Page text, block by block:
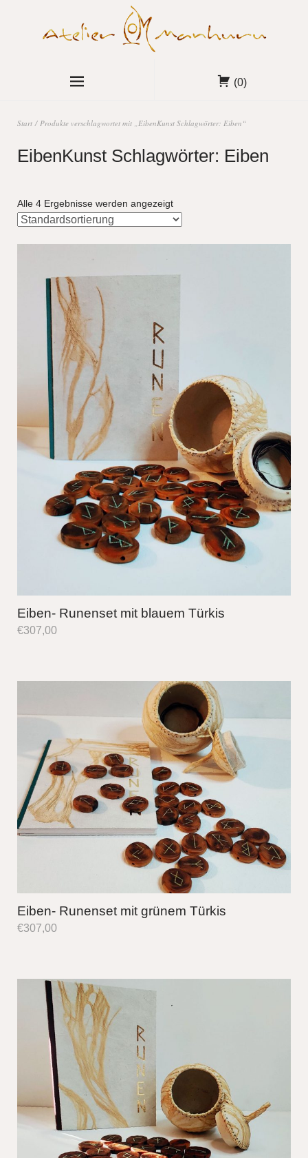
(0)
Start / Produkte verschlagwortet mit „EibenKunst Schlagwörter: Eiben“
EibenKunst Schlagwörter: Eiben
Alle 4 Ergebnisse werden angezeigt
Eiben- Runenset mit blauem Türkis
€307,00
Eiben- Runenset mit grünem Türkis
€307,00